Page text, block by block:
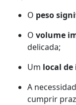
O peso
Ovolume
delicada;
Um local
A
cumprir